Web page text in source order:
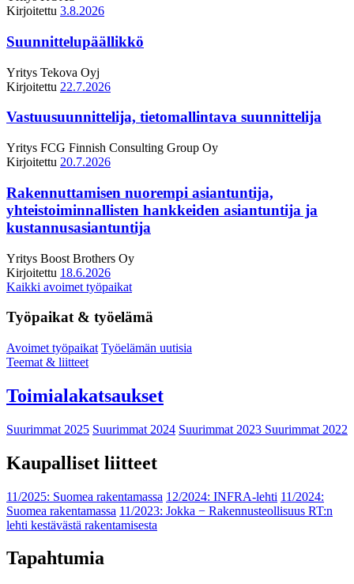
Kirjoitettu 3.8.2026
Suunnittelupäällikkö
Yritys Tekova Oyj
Kirjoitettu 22.7.2026
Vastuusuunnittelija, tietomallintava suunnittelija
Yritys FCG Finnish Consulting Group Oy
Kirjoitettu 20.7.2026
Rakennuttamisen nuorempi asiantuntija,
yhteistoiminnallisten hankkeiden asiantuntija ja
kustannusasiantuntija
Yritys Boost Brothers Oy
Kirjoitettu 18.6.2026
Kaikki avoimet työpaikat
Työpaikat & työelämä
Avoimet työpaikat Työelämän uutisia
Teemat & liitteet
Toimialakatsaukset
Suurimmat 2025 Suurimmat 2024 Suurimmat 2023 Suurimmat 2022
Kaupalliset liitteet
11/2025: Suomea rakentamassa 12/2024: INFRA-lehti 11/2024:
Suomea rakentamassa 11/2023: Jokka − Rakennusteollisuus RT:n
lehti kestävästä rakentamisesta
Tapahtumia